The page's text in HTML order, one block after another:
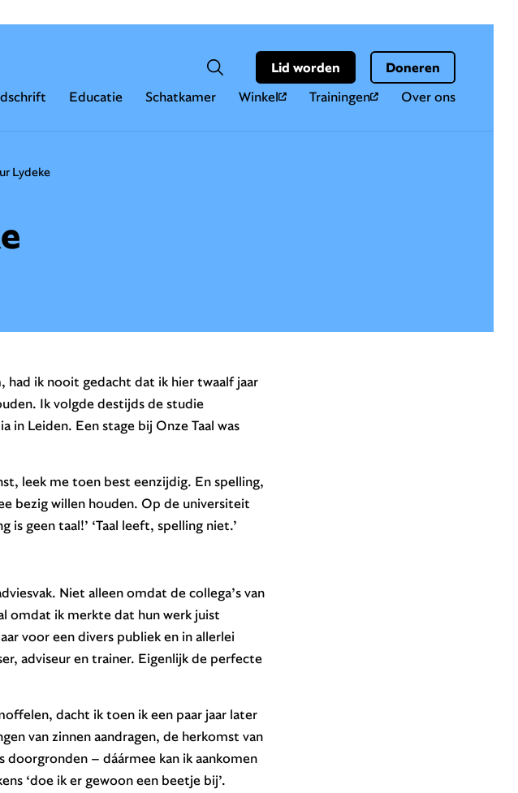
Educatie Schatkamer Winkel Trainingen Over ons
Zoeken
ZoekveldLid worden Doneren
Lydeke
had ik nooit gedacht dat ik hier twaalf jaar
Ik volgde destijds de studie
in Leiden. Een stage bij Onze Taal was
leek me toen best eenzijdig. En spelling,
bezig willen houden. Op de universiteit
is geen taal!’ ‘Taal leeft, spelling niet.’
Niet alleen omdat de collega’s van
omdat ik merkte dat hun werk juist
voor een divers publiek en in allerlei
adviseur en trainer. Eigenlijk de perfecte
dacht ik toen ik een paar jaar later
van zinnen aandragen, de herkomst van
– dáármee kan ik aankomen
‘doe ik er gewoon een beetje bij’.